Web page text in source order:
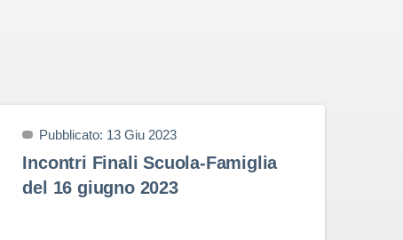
Pubblicato: 13 Giu 2023
Incontri Finali Scuola-Famiglia
del 16 giugno 2023